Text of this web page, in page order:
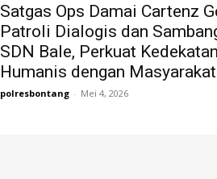
Satgas Ops Damai Cartenz
Patroli Dialogis dan
SDN Bale, Perkuat Kedekatan
Humanis dengan Masyarakat
polresbontang - Mei 4, 2026